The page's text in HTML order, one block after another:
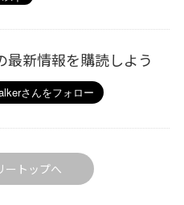
最新情報を購読しよう
ートップへ